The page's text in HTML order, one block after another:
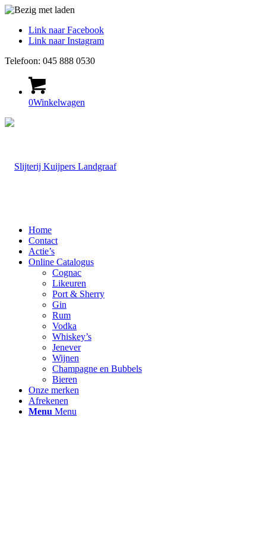
Link naar Facebook
Link naar Instagram
Telefoon: 045 888 0530
0Winkelwagen
Home
Contact
Actie’s
Online Catalogus
Cognac
Likeuren
Port & Sherry
Gin
Rum
Vodka
Whiskey’s
Jenever
Wijnen
Champagne en Bubbels
Bieren
Onze merken
Afrekenen
Menu Menu